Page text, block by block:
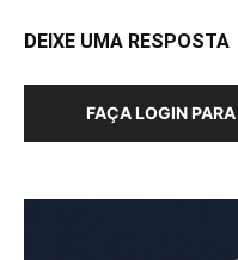
DEIXE UMA RESPOSTA
FAÇA LOGIN